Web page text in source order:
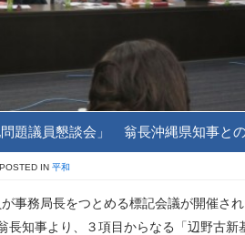
題議員懇談会」 翁長沖縄県知事との
POSTED IN 平和
事務局長をつとめる標記会議が開催さ
長知事より、３項目からなる「辺野古